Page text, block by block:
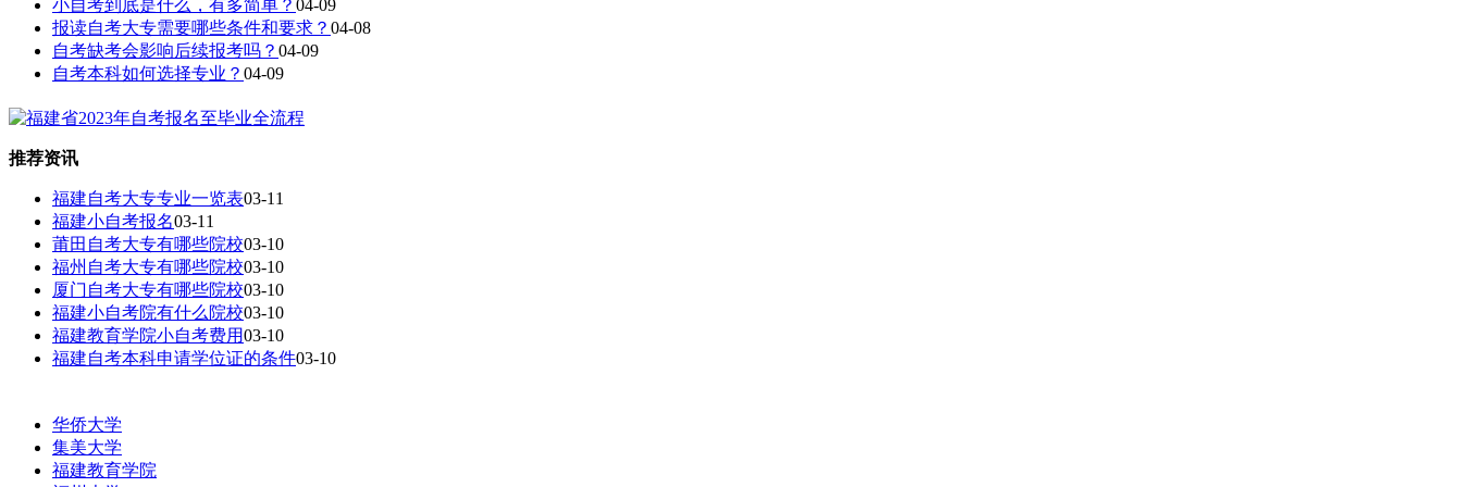
小自考到底是什么，有多简单？ 04-09
报读自考大专需要哪些条件和要求？ 04-08
自考缺考会影响后续报考吗？ 04-09
自考本科如何选择专业？ 04-09
推荐资讯
福建自考大专专业一览表03-11
福建小自考报名03-11
莆田自考大专有哪些院校03-10
福州自考大专有哪些院校03-10
厦门自考大专有哪些院校03-10
福建小自考院有什么院校03-10
福建教育学院小自考费用03-10
福建自考本科申请学位证的条件03-10
华侨大学
集美大学
福建教育学院